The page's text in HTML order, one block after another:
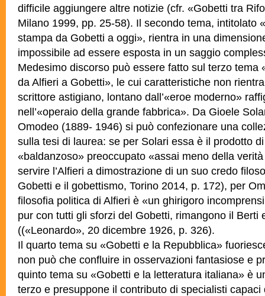
difficile aggiungere altre notizie (cfr. «Gobetti tra
Milano 1999, pp. 25-58). Il secondo tema, intitolato
stampa da Gobetti a oggi», rientra in una
impossibile ad essere esposta in un saggio
Medesimo discorso può essere fatto sul terzo tema
da Alfieri a Gobetti», le cui caratteristiche non
scrittore astigiano, lontano dall’«eroe moderno»
nell’«operaio della grande fabbrica». Da Gioele
Omodeo (1889- 1946) si può confezionare una
sulla tesi di laurea: se per Solari essa è il prodotto
«baldanzoso» preoccupato «assai meno della
servire l’Alfieri a dimostrazione di un suo credo
Gobetti e il gobettismo, Torino 2014, p. 172), per
filosofia politica di Alfieri è «un ghirigoro
pur con tutti gli sforzi del Gobetti, rimangono il Berti
((«Leonardo», 20 dicembre 1926, p. 326).
Il quarto tema su «Gobetti e la Repubblica»
non può che confluire in osservazioni fantasiose e
quinto tema su «Gobetti e la letteratura italiana» è
terzo e presuppone il contributo di specialisti